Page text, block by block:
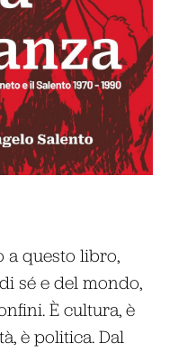
a questo libro,
sé e del mondo,
È cultura, è
è politica. Dal